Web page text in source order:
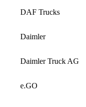
DAF Trucks
Daimler
Daimler Truck AG
e.GO